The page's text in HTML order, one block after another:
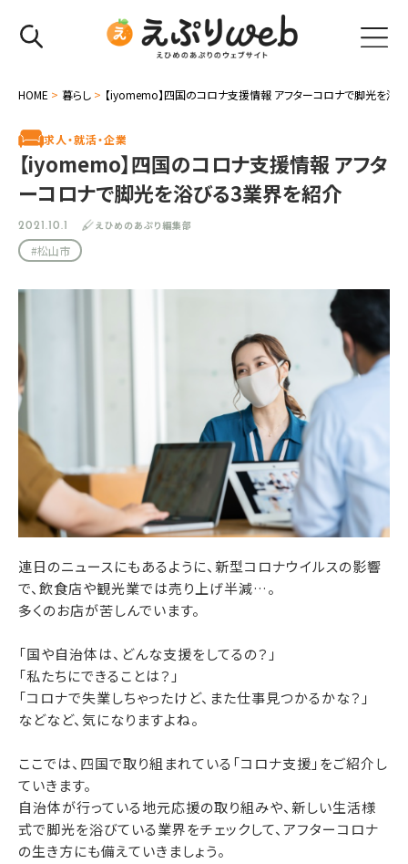
HOME > 暮らし > 【iyomemo】四国のコロナ支援情報 アフターコロナで脚光を浴
求人・就活・企業
【iyomemo】四国のコロナ支援情報 アフタ
ーコロナで脚光を浴びる3業界を紹介
2021.10.1 えひめのあぷり編集部
#松山市
連日のニュースにもあるように、新型コロナウイルスの影響
で、飲食店や観光業では売り上げ半減…。
多くのお店が苦しんでいます。
「国や自治体は、どんな支援をしてるの？」
「私たちにできることは？」
「コロナで失業しちゃったけど、また仕事見つかるかな？」
などなど、気になりますよね。
ここでは、四国で取り組まれている「コロナ支援」をご紹介し
ていきます。
自治体が行っている地元応援の取り組みや、新しい生活様
式で脚光を浴びている業界をチェックして、アフターコロナ
の生き方にも備えていきましょう。